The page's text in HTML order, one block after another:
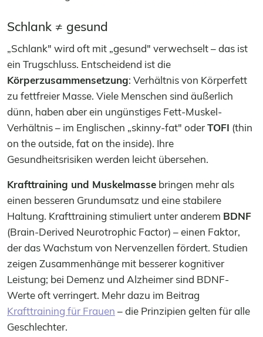
Schlank ≠ gesund
„Schlank" wird oft mit „gesund" verwechselt – das ist
ein Trugschluss. Entscheidend ist die
Körperzusammensetzung: Verhältnis von Körperfett
zu fettfreier Masse. Viele Menschen sind äußerlich
dünn, haben aber ein ungünstiges Fett-Muskel-
Verhältnis – im Englischen „skinny-fat" oderTOFI (thin
on the outside, fat on the inside). Ihre
Gesundheitsrisiken werden leicht übersehen.
Krafttraining und Muskelmasse bringen mehr als
einen besseren Grundumsatz und eine stabilere
Haltung. Krafttraining stimuliert unter anderem BDNF
(Brain-Derived Neurotrophic Factor) – einen Faktor,
der das Wachstum von Nervenzellen fördert. Studien
zeigen Zusammenhänge mit besserer kognitiver
Leistung; bei Demenz und Alzheimer sind BDNF-
Werte oft verringert. Mehr dazu im Beitrag
Krafttraining für Frauen – die Prinzipien gelten für alle
Geschlechter.